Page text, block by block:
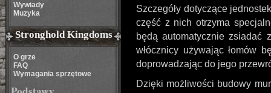
Wywiady
Muzyka
Stronghold Kingdoms
O grze
FAQ
Wymagania sprzętowe
Szczegóły dotyczące
część z nich otrzyma
będą automatycznie zsiadać
włócznicy używając łomów
doprowadzając do jego
Dzięki możliwości budowy